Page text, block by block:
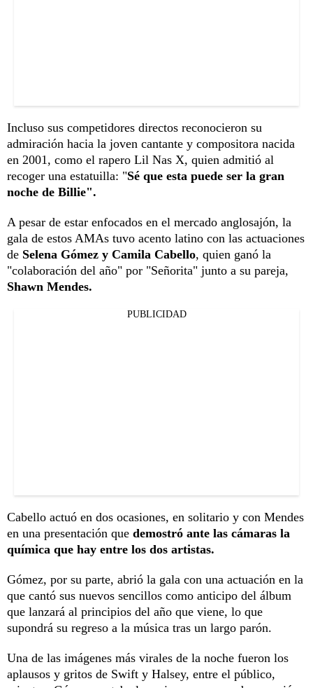
Incluso sus competidores directos reconocieron su
admiración hacia la joven cantante y compositora nacida
en 2001, como el rapero Lil Nas X, quien admitió al
recoger una estatuilla: "Sé que esta puede ser la gran
noche de Billie".
A pesar de estar enfocados en el mercado anglosajón, la
gala de estos AMAs tuvo acento latino con las actuaciones
de Selena Gómez y Camila Cabello, quien ganó la
"colaboración del año" por "Señorita" junto a su pareja,
Shawn Mendes.
PUBLICIDAD
Cabello actuó en dos ocasiones, en solitario y con Mendes
en una presentación que demostró ante las cámaras la
química que hay entre los dos artistas.
Gómez, por su parte, abrió la gala con una actuación en la
que cantó sus nuevos sencillos como anticipo del álbum
que lanzará al principios del año que viene, lo que
supondrá su regreso a la música tras un largo parón.
Una de las imágenes más virales de la noche fueron los
aplausos y gritos de Swift y Halsey, entre el público,